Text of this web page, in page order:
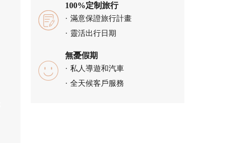
100%定制旅行
滿意保證旅行計畫
靈活出行日期
無憂假期
私人導遊和汽車
全天候客戶服務